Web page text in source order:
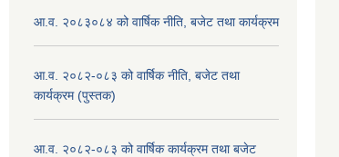
आ.व. २०८३०८४ को वार्षिक नीति, बजेट तथा कार्यक्रम
आ.व. २०८२-०८३ को वार्षिक नीति, बजेट तथा
कार्यक्रम (पुस्तक)
आ.व. २०८२-०८३ को वार्षिक कार्यक्रम तथा बजेट